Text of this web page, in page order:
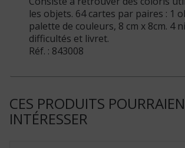
les objets. 64 cartes par paires : 1
palette de couleurs, 8 cm x 8cm. 4
difficultés et livret.
Réf. : 843008
CES PRODUITS
INTÉRESSER